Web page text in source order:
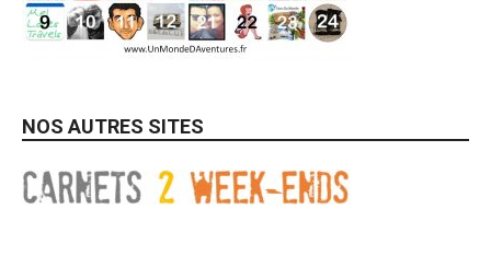
NOS AUTRES SITES